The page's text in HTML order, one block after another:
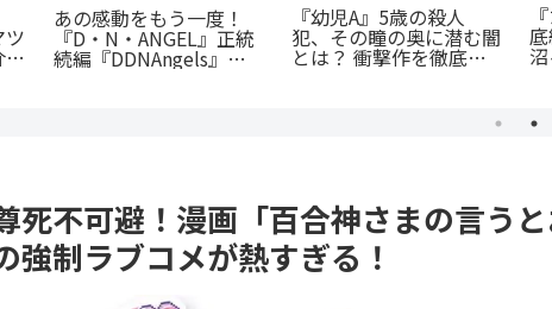
あ
蒼井まもる『ふつうの女
の子』レビュー。母とし
ての葛藤と、娘の成長に
涙が止まらない
『オサナナジミとカノジ
ョと』ただの三角関係じ
ゃない、秘密が渦巻くセ
死不可避！漫画「百合神さまの言う
強制ラブコメが熱すぎる！